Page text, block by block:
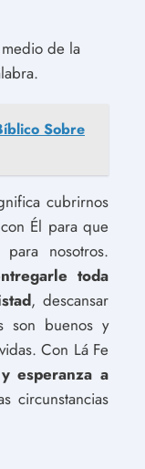
de la
Sobre
cubrirnos
Él para que
nosotros.
toda
, descansar
son buenos y
Con Lá Fe
esperanza a
circunstancias